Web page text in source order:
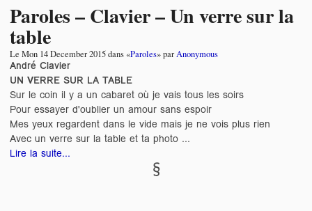
Paroles – Clavier – Un verre sur la
table
Le Mon 14 December 2015dans «Paroles» parAnonymous
André Clavier
UN VERRE SUR LA TABLE
Sur le coin il y a un cabaret où je vais tous les soirs
Pour essayer d'oublier un amour sans espoir
Mes yeux regardent dans le vide mais je ne vois plus rien
Avec un verre sur la table et ta photo ...
Lire la suite...